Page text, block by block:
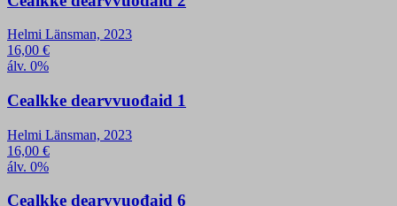
Helmi Länsman, 2023
16,00 €
álv. 0%
Cealkke dearvvuođaid 1
Helmi Länsman, 2023
16,00 €
álv. 0%
Cealkke dearvvuođaid 6